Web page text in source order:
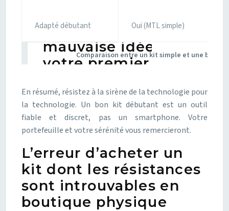
Comparaison entre un kit simple et une box à
Adapté débutant Oui (MTL simple)
En résumé, résistez à la sirène de la technologie pour
la technologie. Un bon kit débutant est un outil
fiable et discret, pas un smartphone. Votre
portefeuille et votre sérénité vous remercieront.
L’erreur d’acheter un
kit dont les résistances
sont introuvables en
boutique physique